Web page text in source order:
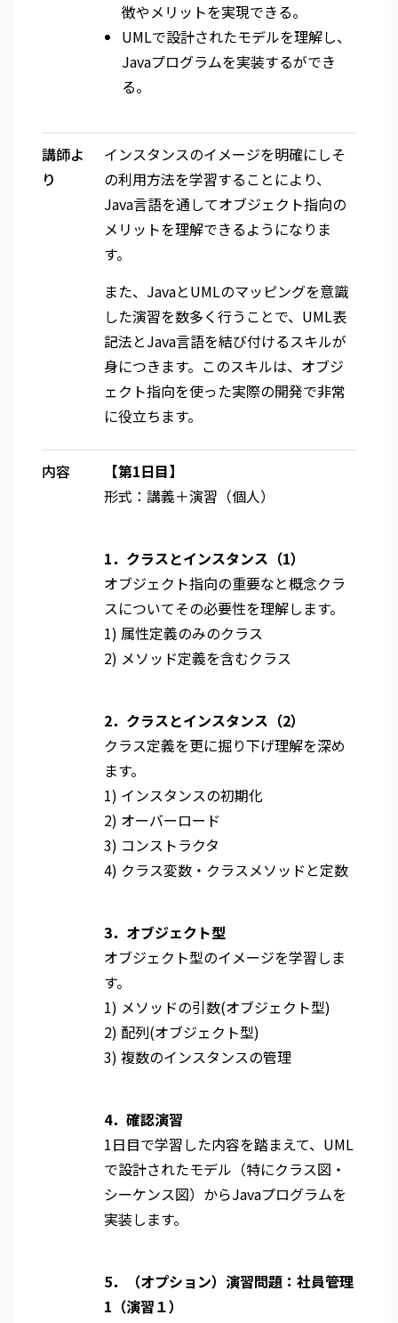
徴やメリットを実現できる。
UMLで設計されたモデルを理解し、
Javaプログラムを実装するができ
る。
講師よ
り
インスタンスのイメージを明確にしそ
の利用方法を学習することにより、
Java言語を通してオブジェクト指向の
メリットを理解できるようになりま
す。
また、JavaとUMLのマッピングを意識
した演習を数多く行うことで、UML表
記法とJava言語を結び付けるスキルが
身につきます。このスキルは、オブジ
ェクト指向を使った実際の開発で非常
に役立ちます。
内容
【第1日目】
形式：講義＋演習（個人）
1．クラスとインスタンス（1）
オブジェクト指向の重要なと概念クラ
スについてその必要性を理解します。
1) 属性定義のみのクラス
2) メソッド定義を含むクラス
2．クラスとインスタンス（2）
クラス定義を更に掘り下げ理解を深め
ます。
1) インスタンスの初期化
2) オーバーロード
3) コンストラクタ
4) クラス変数・クラスメソッドと定数
3．オブジェクト型
オブジェクト型のイメージを学習しま
す。
1) メソッドの引数(オブジェクト型)
2) 配列(オブジェクト型)
3) 複数のインスタンスの管理
4．確認演習
1日目で学習した内容を踏まえて、UML
で設計されたモデル（特にクラス図・
シーケンス図）からJavaプログラムを
実装します。
5．（オプション）演習問題：社員管理
1（演習１）